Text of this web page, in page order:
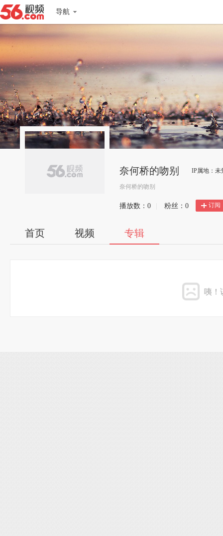
导航
奈何桥的吻别 IP属地：未
奈何桥的吻别
播放数： 0 粉丝： 0 订阅
首页 视频 专辑
咦！